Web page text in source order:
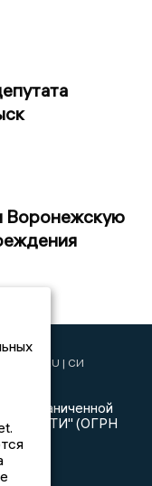
Воронежскую
| СИ
с ограниченной
НОВОСТИ" (ОГРН